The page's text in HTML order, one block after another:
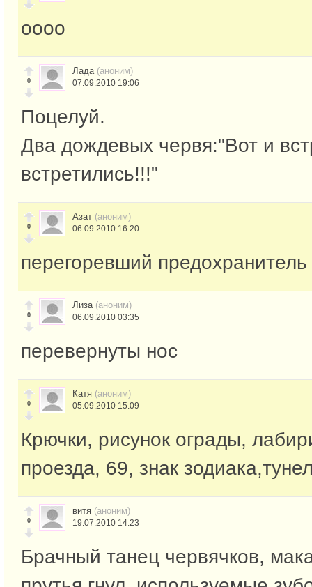
оооо
0
Лада (аноним)
07.09.2010 19:06
Поцелуй.
Два дождевых червя:"Вот и
встретились!!!"
0
Азат (аноним)
06.09.2010 16:20
перегоревший предохранитель
0
Лиза (аноним)
06.09.2010 03:35
перевернуты нос
0
Катя (аноним)
05.09.2010 15:09
Крючки, рисунок ограды,
проезда, 69, знак
0
витя (аноним)
19.07.2010 14:23
Брачный танец червячков,